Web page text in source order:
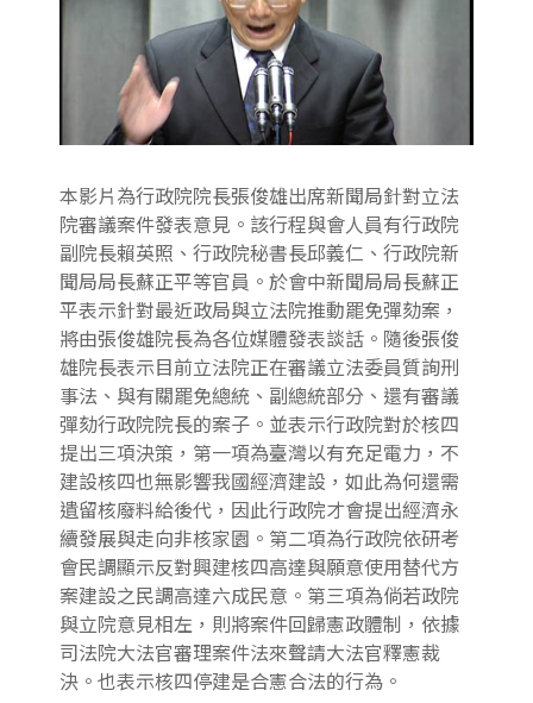
本影片為行政院院長張俊雄出席新聞局針對立法
院審議案件發表意見。該行程與會人員有行政院
副院長賴英照、行政院秘書長邱義仁、行政院新
聞局局長蘇正平等官員。於會中新聞局局長蘇正
平表示針對最近政局與立法院推動罷免彈劾案，
將由張俊雄院長為各位媒體發表談話。隨後張俊
雄院長表示目前立法院正在審議立法委員質詢刑
事法、與有關罷免總統、副總統部分、還有審議
彈劾行政院院長的案子。並表示行政院對於核四
提出三項決策，第一項為臺灣以有充足電力，不
建設核四也無影響我國經濟建設，如此為何還需
遺留核廢料給後代，因此行政院才會提出經濟永
續發展與走向非核家園。第二項為行政院依研考
會民調顯示反對興建核四高達與願意使用替代方
案建設之民調高達六成民意。第三項為倘若政院
與立院意見相左，則將案件回歸憲政體制，依據
司法院大法官審理案件法來聲請大法官釋憲裁
決。也表示核四停建是合憲合法的行為。